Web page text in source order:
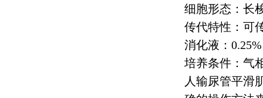
细胞形态：长
传代特性：可
消化液： 0.25%
培养条件：气
人输尿管平滑